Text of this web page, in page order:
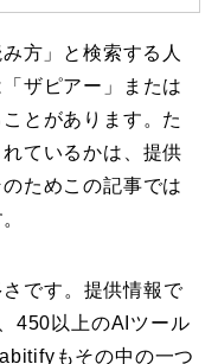
方」と検索する人
ザピアー」または
とがあります。た
ているかは、提供
ためこの記事では
です。提供情報で
450以上のAIツール
もその中の一つ